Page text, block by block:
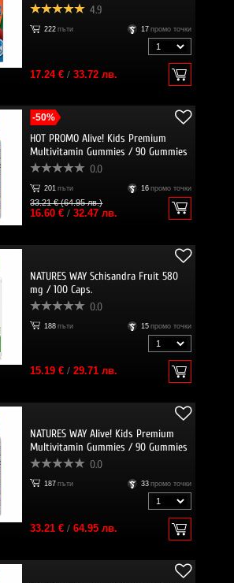
4.9
222 пъти 17 промо точки
17.24 €/ 33.72 лв.
-50%
HOT PROMO Alive! Kids Premium
Multivitamin Gummies / 90 Gummies
0.0
201 пъти 16 промо точки
33.21 € (64.95 лв.)
16.60 €/ 32.47 лв.
NATURES WAY Schisandra Fruit 580
mg / 100 Caps.
0.0
188 пъти 15 промо точки
15.19 €/ 29.71 лв.
NATURES WAY Alive! Kids Premium
Multivitamin Gummies / 90 Gummies
0.0
187 пъти 33 промо точки
33.21 €/ 64.95 лв.